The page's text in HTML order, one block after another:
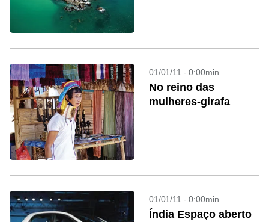
01/01/11 - 0:00min
No reino das
mulheres-girafa
01/01/11 - 0:00min
Índia Espaço aberto